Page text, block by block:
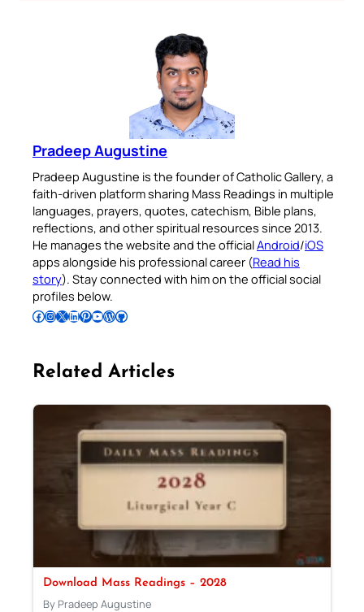
Pradeep Augustine
Pradeep Augustine is the founder of Catholic Gallery, a
faith-driven platform sharing Mass Readings in multiple
languages, prayers, quotes, catechism, Bible plans,
reflections, and other spiritual resources since 2013.
He manages the website and the officialAndroid/iOS
apps alongside his professional career (Read his
story). Stay connected with him on the official social
profiles below.
Follow Pradeep on Facebook Follow Pradeep on InstagramFollow Pradeep on X Follow Pradeep on LinkedIn Follow Pradeep on Pinterest Subscribe to Pradeep’s Youtube Channel Follow Pradeep on WordPress Follow Pradeep on GitHub
Related Articles
Download Mass Readings – 2028
By Pradeep Augustine